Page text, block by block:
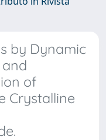
by Dynamic
and
of
Crystalline